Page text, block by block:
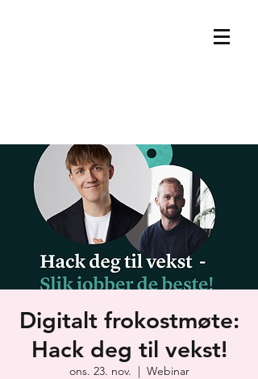
Digitalt frokostmøte:
Hack deg til vekst!
ons. 23. nov.
  |
Webinar